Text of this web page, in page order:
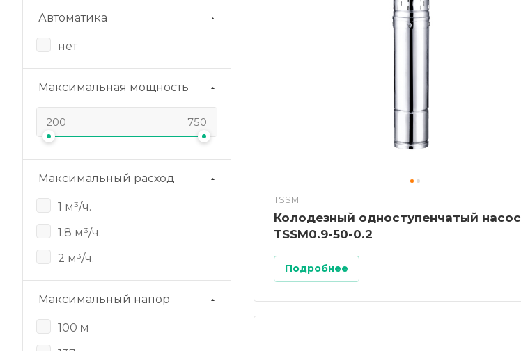
TSSM
Колодезный одноступенчатый насос
TSSM0.9-50-0.2
Подробнее
Автоматика
нет
Максимальная мощность
Максимальный расход
1 м³/ч.
1.8 м³/ч.
2 м³/ч.
Максимальный напор
100 м